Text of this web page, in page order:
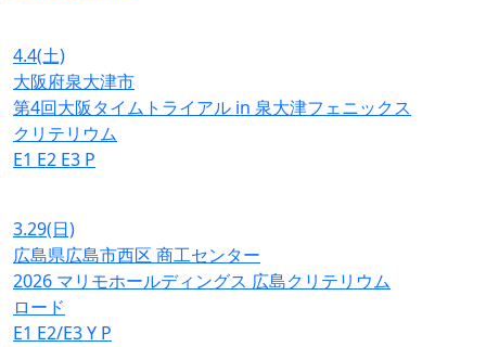
4.4(土)
大阪府泉大津市
第4回大阪タイムトライアル in 泉大津フェニックス
クリテリウム
E1 E2 E3 P
3.29(日)
広島県広島市西区 商工センター
2026 マリモホールディングス 広島クリテリウム
ロード
E1 E2/E3Y P